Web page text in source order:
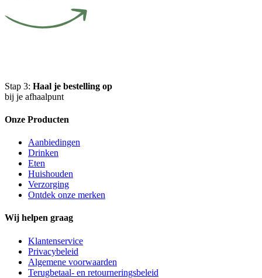
Stap 3: Haal je bestelling op
bij je afhaalpunt
Onze Producten
Aanbiedingen
Drinken
Eten
Huishouden
Verzorging
Ontdek onze merken
Wij helpen graag
Klantenservice
Privacybeleid
Algemene voorwaarden
Terugbetaal- en retourneringsbeleid